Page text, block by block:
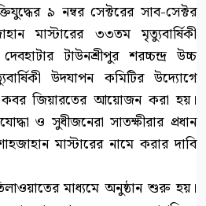
৯ নম্বর সেক্টরের সাব-সেক্টর
মাস্টারের ৩৩তম মৃত্যুবার্ষিকী
টাউনশ্রীপুর শরচ্চন্দ্র উচ্চ
উদযাপন কমিটির উদ্যোগে
জিয়ারতের আয়োজন করা হয়।
ও সুধীজনেরা সাতক্ষীরার প্রধান
মাস্টারের নামে করার দাবি
মাধ্যমে অনুষ্ঠান শুরু হয়।